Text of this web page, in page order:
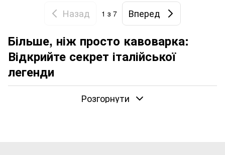
Назад 1 з 7 Вперед
Більше, ніж просто кавоварка:
Відкрийте секрет італійської
легенди
Італії) — це більше, ніж просто кухонний прилад. Це
Розгорнути